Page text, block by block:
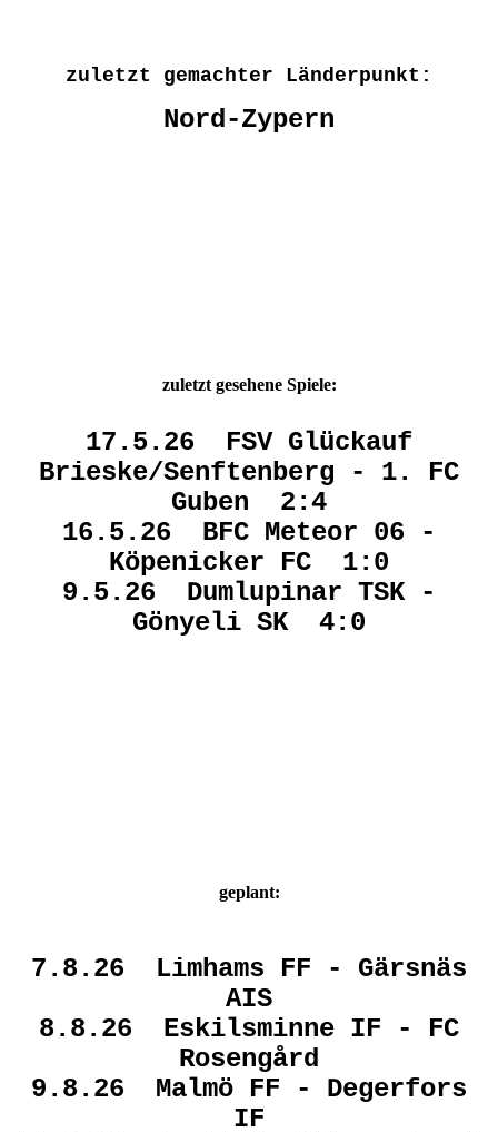
zuletzt gemachter Länderpunkt:
Nord-Zypern
zuletzt gesehene Spiele:
17.5.26 FSV Glückauf
Brieske/Senftenberg - 1. FC
Guben 2:4
16.5.26 BFC Meteor 06 -
Köpenicker FC 1:0
9.5.26 Dumlupinar TSK -
Gönyeli SK 4:0
geplant:
7.8.26 Limhams FF - Gärsnäs
AIS
8.8.26 Eskilsminne IF - FC
Rosengård
9.8.26 Malmö FF - Degerfors
IF